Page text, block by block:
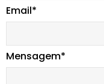
Email*
Mensagem*